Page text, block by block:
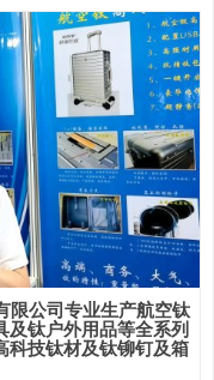
限公司专业生产航空钛
及钛户外用品等全系列
科技钛材及钛铆钉及箱